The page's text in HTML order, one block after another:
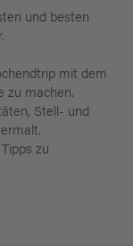
und besten
mit dem
zu machen.
Stell- und
zu